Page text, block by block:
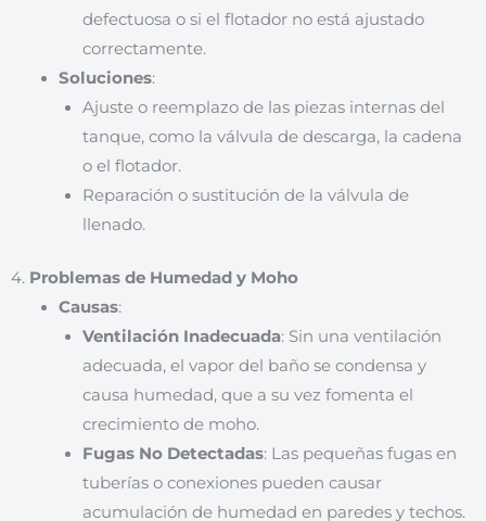
defectuosa o si el flotador no está ajustado
correctamente.
Soluciones:
Ajuste o reemplazo de las piezas internas del
tanque, como la válvula de descarga, la cadena
o el flotador.
Reparación o sustitución de la válvula de
llenado.
4. Problemas de Humedad y Moho
Causas:
Ventilación Inadecuada: Sin una ventilación
adecuada, el vapor del baño se condensa y
causa humedad, que a su vez fomenta el
crecimiento de moho.
Fugas No Detectadas: Las pequeñas fugas en
tuberías o conexiones pueden causar
acumulación de humedad en paredes y techos.